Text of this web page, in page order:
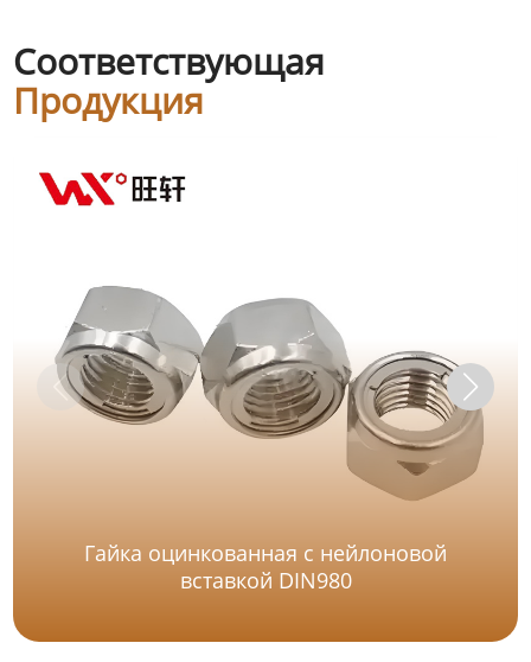
Соответствующая
Продукция
Гайка оцинкованная с нейлоновой
вставкой DIN980